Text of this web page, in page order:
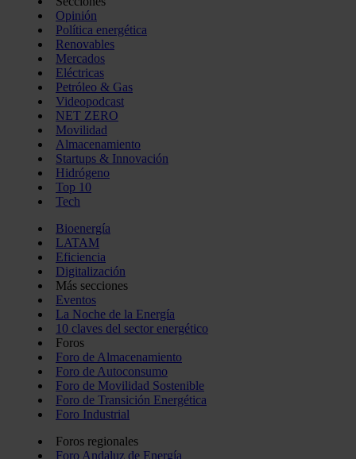
Opinión
Política energética
Renovables
Mercados
Eléctricas
Petróleo & Gas
Videopodcast
NET ZERO
Movilidad
Almacenamiento
Startups & Innovación
Hidrógeno
Top 10
Tech
Bioenergía
LATAM
Eficiencia
Digitalización
Más secciones
Eventos
La Noche de la Energía
10 claves del sector energético
Foros
Foro de Almacenamiento
Foro de Autoconsumo
Foro de Movilidad Sostenible
Foro de Transición Energética
Foro Industrial
Foros regionales
Foro Andaluz de Energía